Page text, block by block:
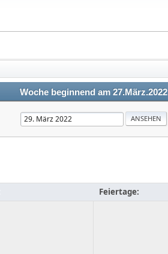
Woche beginnend am 27.März.2022
Feiertage: